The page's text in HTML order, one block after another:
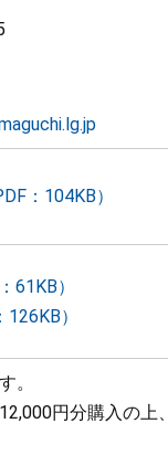
：104KB）
61KB）
）
。
円分購入の